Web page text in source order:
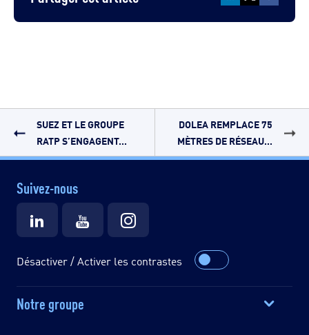
SUEZ ET LE GROUPE
RATP S’ENGAGENT...
DOLEA REMPLACE 75
MÈTRES DE RÉSEAU...
Suivez-nous
Désactiver / Activer les contrastes
Notre groupe